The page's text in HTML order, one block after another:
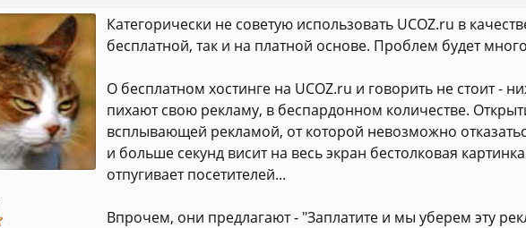
Категорически не советую использовать UCOZ.ru в
бесплатной, так и на платной основе. Проблем будет
О бесплатном хостинге на UCOZ.ru и говорить не стоит -
пихают свою рекламу, в беспардонном количестве.
всплывающей рекламой, от которой невозможно
и больше секунд висит на весь экран бестолковая
отпугивает посетителей...
Впрочем, они предлагают - "Заплатите и мы уберем эту